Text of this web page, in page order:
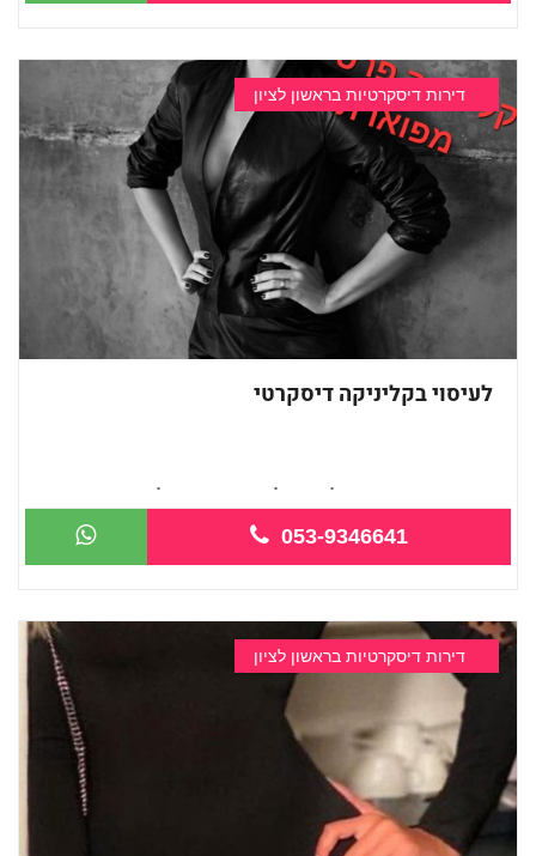
דירות דיסקרטיות בראשון לציון
לעיסוי בקליניקה דיסקרטי
חדש חדש בראשון לציון קליניקה פרטית לב...
053-9346641
דירות דיסקרטיות בראשון לציון